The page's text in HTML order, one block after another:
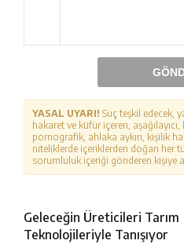
YASAL UYARI! Suç teşkil edecek,
hakaret ve küfür içeren,
pornografik, ahlaka aykırı, kişilik
niteliklerde içeriklerden doğan her
sorumluluk içeriği gönderen kişiye
Geleceğin Üreticileri Tarım
Teknolojileriyle Tanışıyor